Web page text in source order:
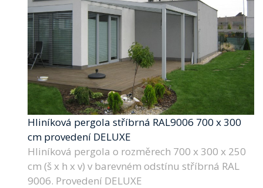
Hliníková pergola stříbrná RAL9006 700 x 300
cm provedení DELUXE
Hliníková pergola o rozměrech 700 x 300 x 250
cm (š x h x v) v barevném odstínu stříbrná RAL
9006. Provedení DELUXE